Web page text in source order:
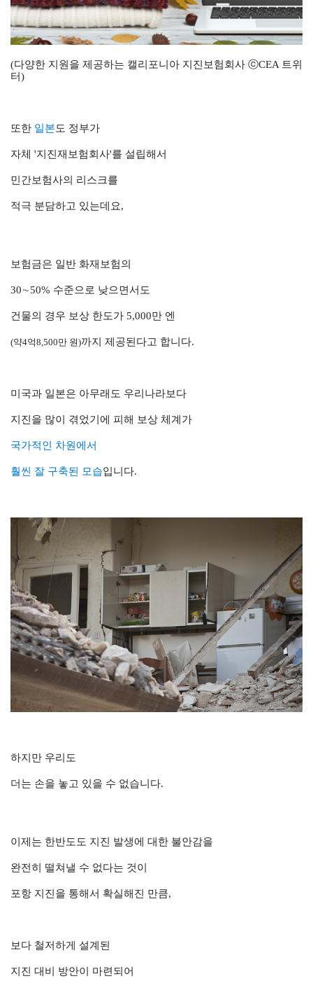
(다양한 지원을 제공하는 캘리포니아 지진보험회사 ⓒCEA 트위
터)
또한 일본도 정부가
자체 '지진재보험회사'를 설립해서
민간보험사의 리스크를
적극 분담하고 있는데요,
보험금은 일반 화재보험의
30∼50% 수준으로 낮으면서도
건물의 경우 보상 한도가 5,000만 엔
(약4억8,500만 원)까지 제공된다고 합니다.
미국과 일본은 아무래도 우리나라보다
지진을 많이 겪었기에 피해 보상 체계가
국가적인 차원에서
훨씬 잘 구축된 모습입니다.
하지만 우리도
더는 손을 놓고 있을 수 없습니다.
이제는 한반도도 지진 발생에 대한 불안감을
완전히 떨쳐낼 수 없다는 것이
포항 지진을 통해서 확실해진 만큼,
보다 철저하게 설계된
지진 대비 방안이 마련되어